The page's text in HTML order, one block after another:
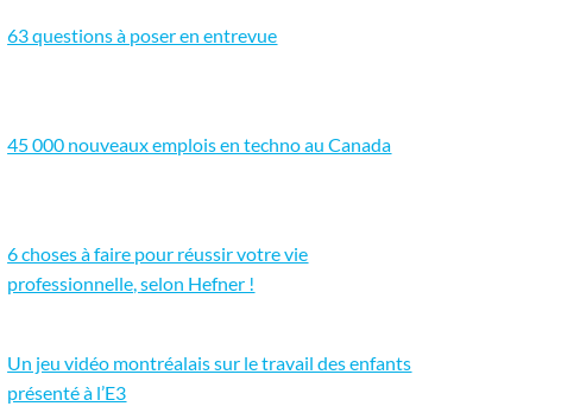
63 questions à poser en entrevue
45 000 nouveaux emplois en techno au Canada
6 choses à faire pour réussir votre vie
professionnelle, selon Hefner !
Un jeu vidéo montréalais sur le travail des enfants
présenté à l’E3